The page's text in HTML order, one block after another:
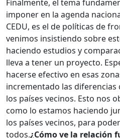
Finalmente, el tema
imponer en la agenda
CEDU, es el de políticas de
venimos insistiendo sobre
haciendo estudios y
lleva a tener un proyecto.
hacerse efectivo en esas
incrementado las diferencias
los países vecinos. Esto nos
como lo estamos haciendo
los países vecinos, para
todos.¿Cómo ve la relación